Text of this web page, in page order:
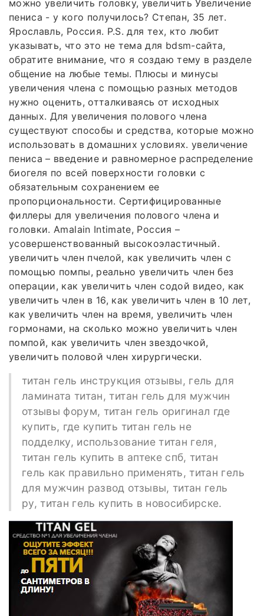
можно увеличить головку, увеличить Увеличение
пениса - у кого получилось? Степан, 35 лет.
Ярославль, Россия. P.S. для тех, кто любит
указывать, что это не тема для bdsm-сайта,
обратите внимание, что я создаю тему в разделе
общение на любые темы. Плюсы и минусы
увеличения члена с помощью разных методов
нужно оценить, отталкиваясь от исходных
данных. Для увеличения полового члена
существуют способы и средства, которые можно
использовать в домашних условиях. увеличение
пениса – введение и равномерное распределение
биогеля по всей поверхности головки с
обязательным сохранением ее
пропорциональности. Сертифицированные
филлеры для увеличения полового члена и
головки. Amalain Intimate, Россия –
усовершенствованный высокоэластичный.
увеличить член пчелой, как увеличить член с
помощью помпы, реально увеличить член без
операции, как увеличить член содой видео, как
увеличить член в 16, как увеличить член в 10 лет,
как увеличить член на время, увеличить член
гормонами, на сколько можно увеличить член
помпой, как увеличить член звездочкой,
увеличить половой член хирургически.
титан гель инструкция отзывы, гель для
ламината титан, титан гель для мужчин
отзывы форум, титан гель оригинал где
купить, где купить титан гель не
подделку, использование титан геля,
титан гель купить в аптеке спб, титан
гель как правильно применять, титан гель
для мужчин развод отзывы, титан гель
ру, титан гель купить в новосибирске.